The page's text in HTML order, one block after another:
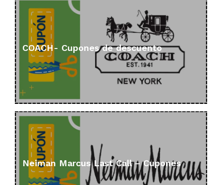
COACH- Cupones de descuento
Neiman Marcus Last Call – Cupones